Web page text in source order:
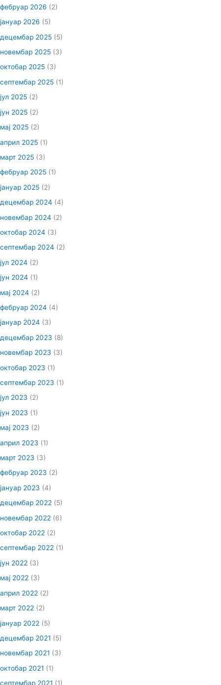
фебруар 2026 (2)
јануар 2026 (5)
децембар 2025 (5)
новембар 2025 (3)
октобар 2025 (3)
септембар 2025 (1)
јул 2025 (2)
јун 2025 (2)
мај 2025 (2)
април 2025 (1)
март 2025 (3)
фебруар 2025 (1)
јануар 2025 (2)
децембар 2024 (4)
новембар 2024 (2)
октобар 2024 (3)
септембар 2024 (2)
јул 2024 (2)
јун 2024 (1)
мај 2024 (2)
фебруар 2024 (4)
јануар 2024 (3)
децембар 2023 (8)
новембар 2023 (3)
октобар 2023 (1)
септембар 2023 (1)
јул 2023 (2)
јун 2023 (1)
мај 2023 (2)
април 2023 (1)
март 2023 (3)
фебруар 2023 (2)
јануар 2023 (4)
децембар 2022 (5)
новембар 2022 (6)
октобар 2022 (2)
септембар 2022 (1)
јун 2022 (3)
мај 2022 (3)
април 2022 (2)
март 2022 (2)
јануар 2022 (5)
децембар 2021 (5)
новембар 2021 (3)
октобар 2021 (1)
септембар 2021 (1)